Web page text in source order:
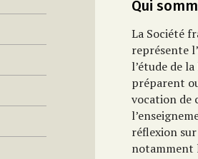
Qui
La Société
représente
l’étude de
préparent
vocation de
réflexion
notamment